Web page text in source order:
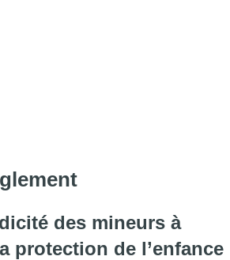
des mineurs à
protection de l’enfance